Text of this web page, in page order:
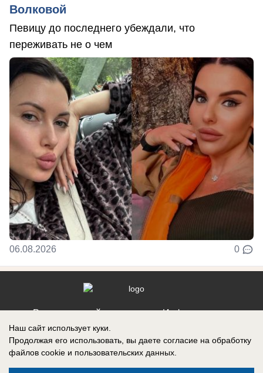
Волковой
Певицу до последнего убеждали, что
переживать не о чем
06.08.2026 0
Реклама на сайте
Контакты
Информация
Наш сайт использует куки.
Продолжая его использовать, вы даете согласие на обработку
файлов cookie и пользовательских данных.